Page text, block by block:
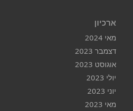
ארכיון
מאי 2024
דצמבר 2023
אוגוסט 2023
יולי 2023
יוני 2023
מאי 2023